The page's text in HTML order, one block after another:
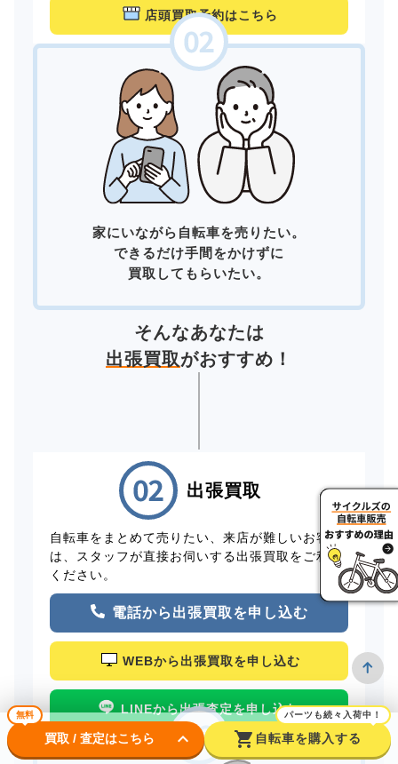
店頭買取予約はこちら
家にいながら自転車を売りたい。
できるだけ手間をかけずに
買取してもらいたい。
そんなあなたは
出張買取がおすすめ！
出張買取
自転車をまとめて売りたい、来店が難しいお客様
は、スタッフが直接お伺いする出張買取をご利用
ください。
電話から出張買取を申し込む
WEBから出張買取を申し込む
LINEから出張査定を申し込む
無料
買取 / 査定はこちら keyboard_arrow_down shopping_cart
パーツも続々入荷中！
自転車を購入する